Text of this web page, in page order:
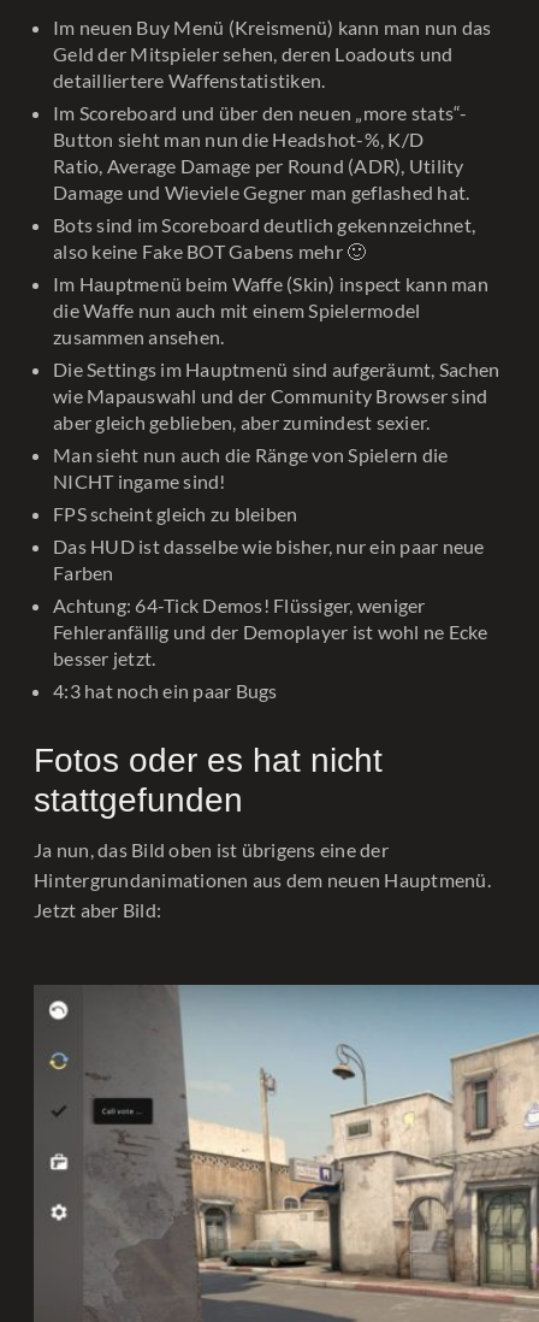
Im neuen Buy Menü (Kreismenü) kann man nun das
Geld der Mitspieler sehen, deren Loadouts und
detailliertere Waffenstatistiken.
Im Scoreboard und über den neuen „more stats“-
Button sieht man nun die Headshot-%, K/D
Ratio, Average Damage per Round (ADR), Utility
Damage und Wieviele Gegner man geflashed hat.
Bots sind im Scoreboard deutlich gekennzeichnet,
also keine Fake BOT Gabens mehr 🙂
Im Hauptmenü beim Waffe (Skin) inspect kann man
die Waffe nun auch mit einem Spielermodel
zusammen ansehen.
Die Settings im Hauptmenü sind aufgeräumt, Sachen
wie Mapauswahl und der Community Browser sind
aber gleich geblieben, aber zumindest sexier.
Man sieht nun auch die Ränge von Spielern die
NICHT ingame sind!
FPS scheint gleich zu bleiben
Das HUD ist dasselbe wie bisher, nur ein paar neue
Farben
Achtung: 64-Tick Demos! Flüssiger, weniger
Fehleranfällig und der Demoplayer ist wohl ne Ecke
besser jetzt.
4:3 hat noch ein paar Bugs
Fotos oder es hat nicht
stattgefunden
Ja nun, das Bild oben ist übrigens eine der
Hintergrundanimationen aus dem neuen Hauptmenü.
Jetzt aber Bild: